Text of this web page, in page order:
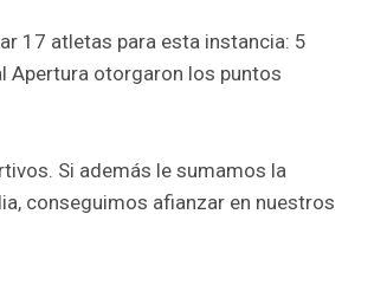
17 atletas para esta instancia: 5
Apertura otorgaron los puntos
Si además le sumamos la
conseguimos afianzar en nuestros